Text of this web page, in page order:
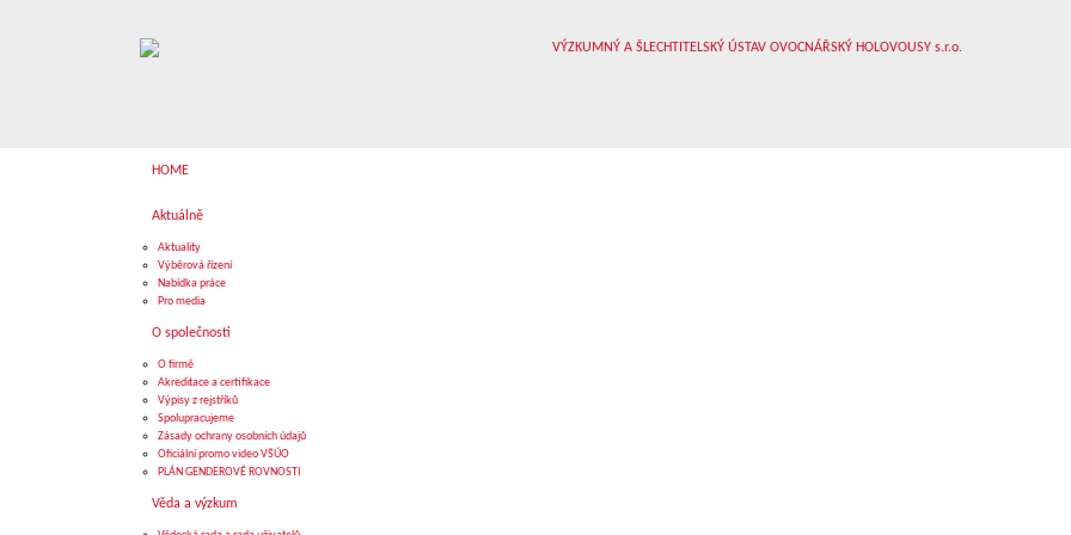
HOME
Aktuálně
Aktuality
Výběrová řízení
Nabídka práce
Pro media
O společnosti
O firmě
Akreditace a certifikace
Výpisy z rejstříků
Spolupracujeme
Zásady ochrany osobních údajů
Oficiální promo video VŠÚO
PLÁN GENDEROVÉ ROVNOSTI
Věda a výzkum